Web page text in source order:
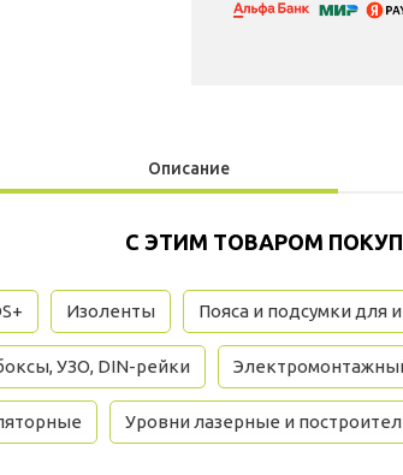
Описание
С ЭТИМ ТОВАРОМ
Изоленты Пояса и подсумки для
УЗО, DIN-рейки
Уровни лазерные и